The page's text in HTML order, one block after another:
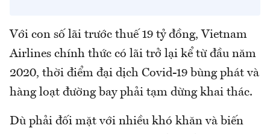
Với con số lãi trước thuế 19 tỷ đồng, Vietnam
Airlines chính thức có lãi trở lại kể từ đầu năm
2020, thời điểm đại dịch Covid-19 bùng phát và
hàng loạt đường bay phải tạm dừng khai thác.
Dù phải đối mặt với nhiều khó khăn và biến